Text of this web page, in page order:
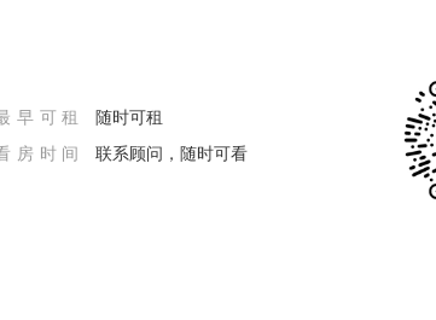
早可租
随时可租
房时间
联系顾问，随时可看